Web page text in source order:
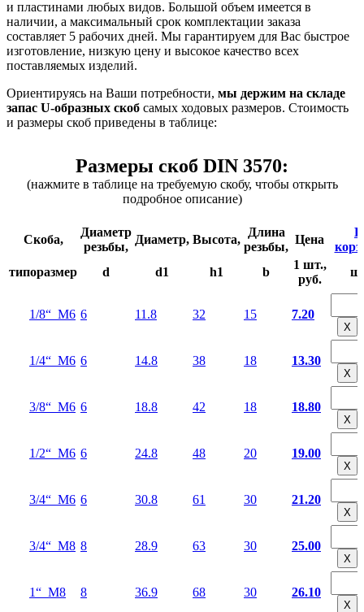
и пластинами любых видов. Большой объем имеется в
наличии, а максимальный срок комплектации заказа
составляет 5 рабочих дней. Мы гарантируем для Вас быстрое
изготовление, низкую цену и высокое качество всех
поставляемых изделий.
Ориентируясь на Ваши потребности, мы держим на складе
запас U-образных скоб самых ходовых размеров. Стоимость
и размеры скоб приведены в таблице:
Размеры скоб DIN 3570:
(нажмите в таблице на требуемую скобу, чтобы открыть
подробное описание)
Скоба,
Диаметр
резьбы,
Диаметр, Высота,
Длина
резьбы,
Цена
В
типоразмер
d d1 h1 b
1 шт.,
руб.
1/8“ М6 6 11.8 32 15 7.20
Х
1/4“ М6 6 14.8 38 18 13.30
Х
3/8“ М6 6 18.8 42 18 18.80
Х
1/2“ М6 6 24.8 48 20 19.00
Х
3/4“ М6 6 30.8 61 30 21.20
Х
3/4“ М8 8 28.9 63 30 25.00
Х
1“ М8 8 36.9 68 30 26.10
Х